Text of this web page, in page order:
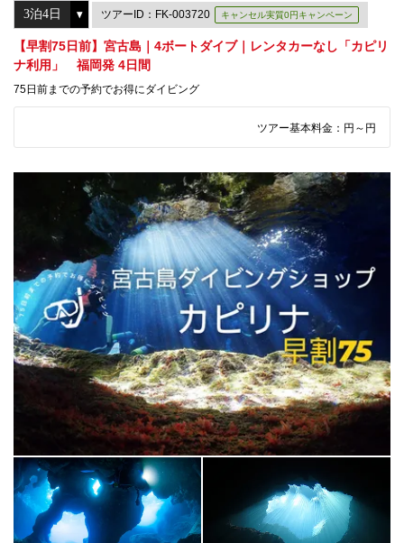
ツアーID：FK-003720 キャンセル実質0円キャンペーン
【早割75日前】宮古島｜4ボートダイブ｜レンタカーなし「カピリ
ナ利用」 福岡発 4日間
75日前までの予約でお得にダイビング
ツアー基本料金： 円～ 円